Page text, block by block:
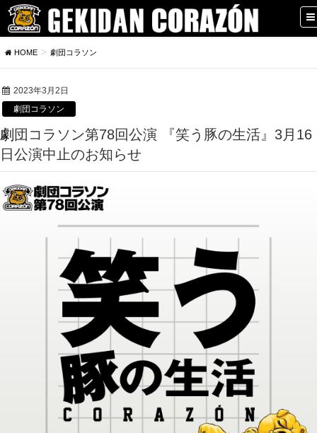
HOME 劇団コラソン
2023年3月2日
劇団コラソン
劇団コラソン第78回公演 『笑う豚の生活』3月16
日公演中止のお知らせ